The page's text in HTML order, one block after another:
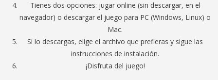
Tienes dos opciones: jugar online (sin descargar, en el
navegador) o descargar el juego para PC (Windows, Linux) o
Mac.
Si lo descargas, elige el archivo que prefieras y sigue las
instrucciones de instalación.
¡Disfruta del juego!